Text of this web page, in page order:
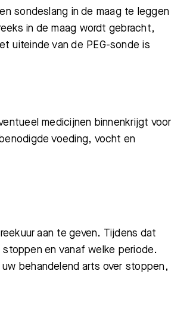
sondeslang in de maag te leggen
in de maag wordt gebracht,
uiteinde van de PEG-sonde is
medicijnen binnenkrijgt voor
voeding, vocht en
aan te geven. Tijdens dat
en vanaf welke periode.
behandelend arts over stoppen,